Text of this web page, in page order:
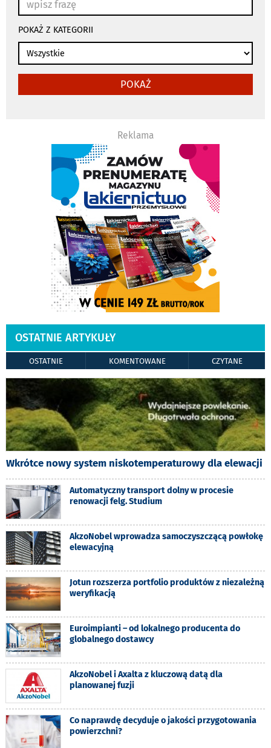
automatycznie
POKAŻ Z KATEGORII
POKAŻ
Reklama
OSTATNIE ARTYKUŁY
OSTATNIE KOMENTOWANE CZYTANE
Wkrótce nowy system niskotemperaturowy dla elewacji
Automatyczny transport dolny w procesie
renowacji felg. Studium
AkzoNobel wprowadza samoczyszczącą powłokę
elewacyjną
Jotun rozszerza portfolio produktów z niezależną
weryfikacją
Euroimpianti – od lokalnego producenta do
globalnego dostawcy
AkzoNobel i Axalta z kluczową datą dla
planowanej fuzji
Co naprawdę decyduje o jakości przygotowania
powierzchni?